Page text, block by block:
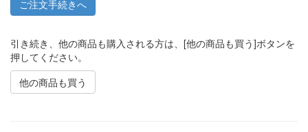
引き続き、他の商品も購入される方は、[他の商品も買う]ボタンを
押してください。
他の商品も買う